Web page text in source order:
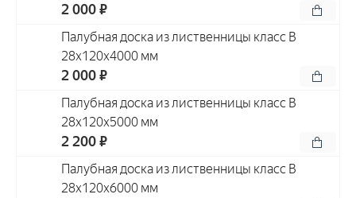
2 000 ₽
Палубная доска из лиственницы класс В
28x120x4000 мм
2 000 ₽
Палубная доска из лиственницы класс В
28x120x5000 мм
2 200 ₽
Палубная доска из лиственницы класс В
28x120x6000 мм